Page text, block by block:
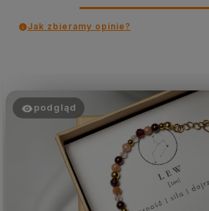
Jak zbieramy opinie?
podgląd